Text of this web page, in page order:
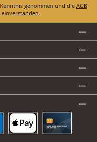
genommen und die AGB